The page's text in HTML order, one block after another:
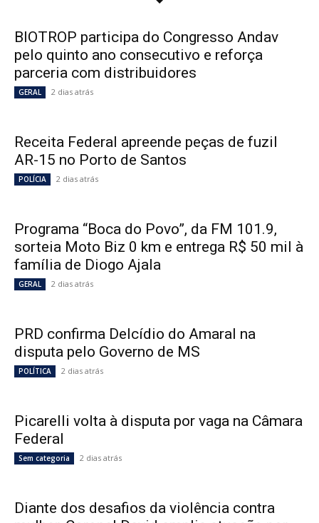
BIOTROP participa do Congresso Andav
pelo quinto ano consecutivo e reforça
parceria com distribuidores
GERAL 2 dias atrás
Receita Federal apreende peças de fuzil
AR-15 no Porto de Santos
POLÍCIA 2 dias atrás
Programa “Boca do Povo”, da FM 101.9,
sorteia Moto Biz 0 km e entrega R$ 50 mil à
família de Diogo Ajala
GERAL 2 dias atrás
PRD confirma Delcídio do Amaral na
disputa pelo Governo de MS
POLÍTICA 2 dias atrás
Picarelli volta à disputa por vaga na Câmara
Federal
Sem categoria 2 dias atrás
Diante dos desafios da violência contra